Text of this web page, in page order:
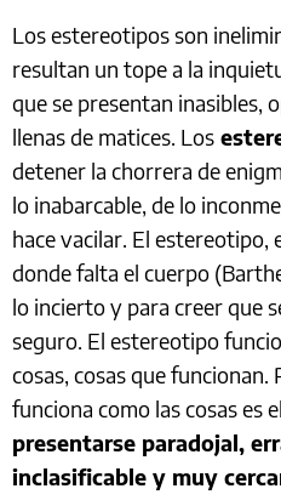
Los estereotipos son
resultan un tope a la
que se presentan inasibles,
llenas de matices. Los
detener la chorrera de
lo inabarcable, de lo
hace vacilar. El estereotipo,
donde falta el cuerpo
lo incierto y para creer que
seguro. El estereotipo
cosas, cosas que funcionan.
funciona como las cosas es
presentarse paradojal,
inclasificable y muy